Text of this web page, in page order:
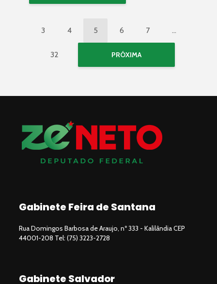
3 4 5 6 7 …
32 PRÓXIMA
Gabinete Feira de Santana
Rua Domingos Barbosa de Araujo, nº 333 - Kalilândia CEP
44001-208 Tel: (75) 3223-2728
Gabinete Salvador